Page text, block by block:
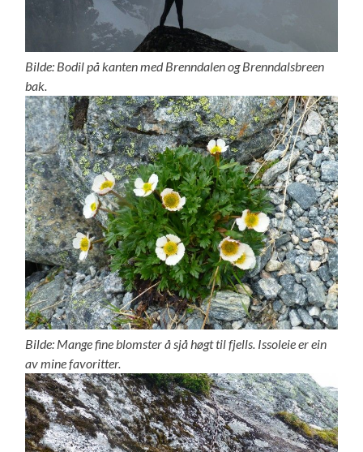
Bilde: Bodil på kanten med Brenndalen og Brenndalsbreen
bak.
Bilde: Mange fine blomster å sjå høgt til fjells. Issoleie er ein
av mine favoritter.